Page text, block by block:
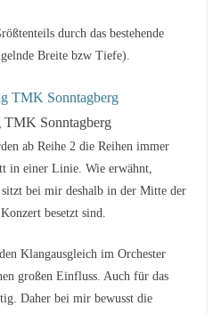
durch das bestehende
Breite bzw Tiefe).
TMK Sonntagberg
ab Reihe 2 die Reihen immer
in einer Linie. Wie erwähnt,
bei mir deshalb in der Mitte der
besetzt sind.
Klangausgleich im Orchester
großen Einfluss. Auch für das
Daher bei mir bewusst die